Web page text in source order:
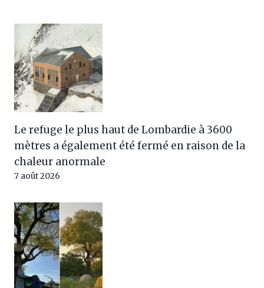
Le refuge le plus haut de Lombardie à 3600
mètres a également été fermé en raison de la
chaleur anormale
7 août 2026